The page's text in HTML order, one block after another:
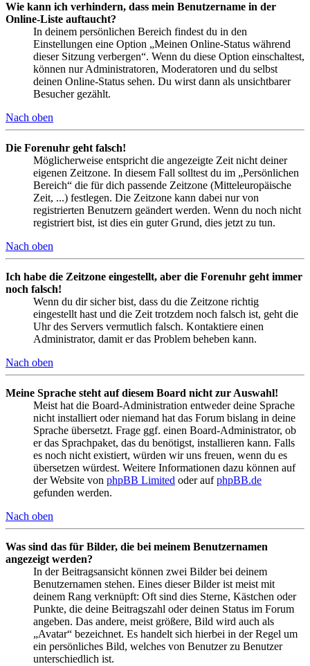
Wie kann ich verhindern, dass mein Benutzername in der
Online-Liste auftaucht?
In deinem persönlichen Bereich findest du in den
Einstellungen eine Option „Meinen Online-Status während
dieser Sitzung verbergen“. Wenn du diese Option einschaltest,
können nur Administratoren, Moderatoren und du selbst
deinen Online-Status sehen. Du wirst dann als unsichtbarer
Besucher gezählt.
Nach oben
Die Forenuhr geht falsch!
Möglicherweise entspricht die angezeigte Zeit nicht deiner
eigenen Zeitzone. In diesem Fall solltest du im „Persönlichen
Bereich“ die für dich passende Zeitzone (Mitteleuropäische
Zeit, ...) festlegen. Die Zeitzone kann dabei nur von
registrierten Benutzern geändert werden. Wenn du noch nicht
registriert bist, ist dies ein guter Grund, dies jetzt zu tun.
Nach oben
Ich habe die Zeitzone eingestellt, aber die Forenuhr geht immer
noch falsch!
Wenn du dir sicher bist, dass du die Zeitzone richtig
eingestellt hast und die Zeit trotzdem noch falsch ist, geht die
Uhr des Servers vermutlich falsch. Kontaktiere einen
Administrator, damit er das Problem beheben kann.
Nach oben
Meine Sprache steht auf diesem Board nicht zur Auswahl!
Meist hat die Board-Administration entweder deine Sprache
nicht installiert oder niemand hat das Forum bislang in deine
Sprache übersetzt. Frage ggf. einen Board-Administrator, ob
er das Sprachpaket, das du benötigst, installieren kann. Falls
es noch nicht existiert, würden wir uns freuen, wenn du es
übersetzen würdest. Weitere Informationen dazu können auf
der Website von phpBB Limited oder aufphpBB.de
gefunden werden.
Nach oben
Was sind das für Bilder, die bei meinem Benutzernamen
angezeigt werden?
In der Beitragsansicht können zwei Bilder bei deinem
Benutzernamen stehen. Eines dieser Bilder ist meist mit
deinem Rang verknüpft: Oft sind dies Sterne, Kästchen oder
Punkte, die deine Beitragszahl oder deinen Status im Forum
angeben. Das andere, meist größere, Bild wird auch als
„Avatar“ bezeichnet. Es handelt sich hierbei in der Regel um
ein persönliches Bild, welches von Benutzer zu Benutzer
unterschiedlich ist.